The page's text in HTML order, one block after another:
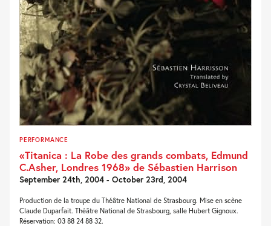
PERFORMANCE
«Titanica : La Robe des grands combats, Edmund
C.Asher, Londres 1968» de Sébastien Harrison
September 24th, 2004 - October 23rd, 2004
Production de la troupe du Théâtre National de Strasbourg. Mise en scène
Claude Duparfait. Théâtre National de Strasbourg, salle Hubert Gignoux.
Réservation: 03 88 24 88 32.